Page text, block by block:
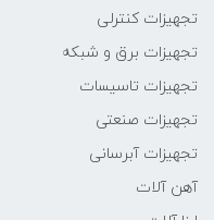
تجهیزات کنترلی
تجهیزات برق و شبکه
تجهیزات تاسیسات
تجهیزات صنعتی
تجهیزات آبرسانی
آهن آلات